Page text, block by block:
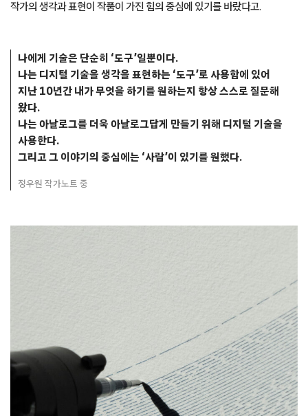
작가의 생각과 표현이 작품이 가진 힘의 중심에 있기를 바랐다고.
나에게 기술은 단순히 ‘도구’일뿐이다.
나는 디지털 기술을 생각을 표현하는 ‘도구’로 사용함에 있어
지난 10년간 내가 무엇을 하기를 원하는지 항상 스스로 질문해
왔다.
나는 아날로그를 더욱 아날로그답게 만들기 위해 디지털 기술을
사용한다.
그리고 그 이야기의 중심에는 ‘사람’이 있기를 원했다.
정우원 작가노트 중